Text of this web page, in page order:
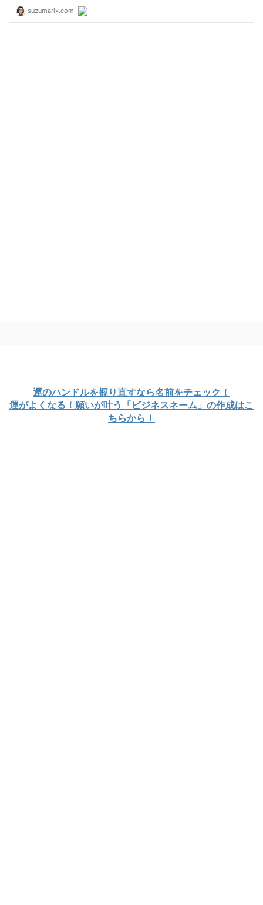
運のハンドルを握り直すなら名前をチェック！
運がよくなる！願いが叶う「ビジネスネーム」の作成はこ
ちらから！